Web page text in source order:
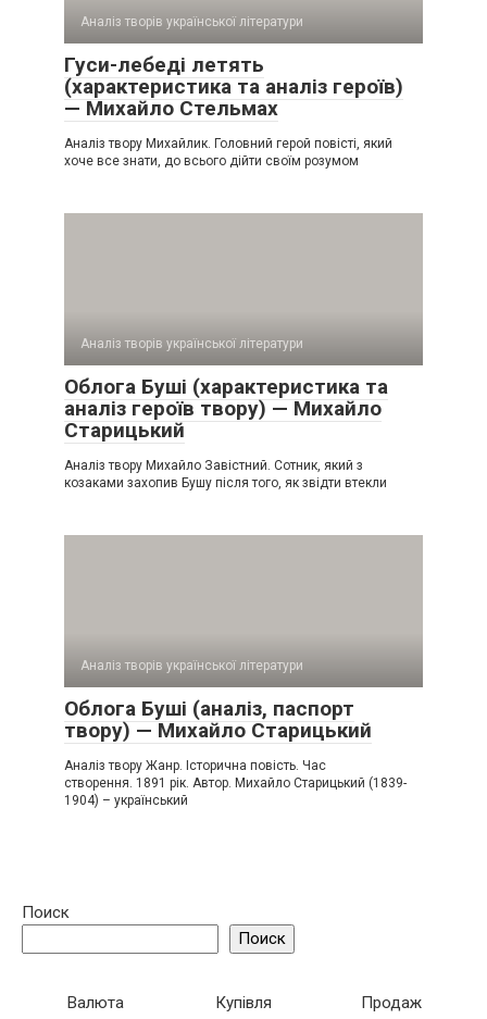
Аналіз творів української літератури
Гуси-лебеді летять
(характеристика та аналіз героїв)
— Михайло Стельмах
Аналіз твору Михайлик. Головний герой повісті, який
хоче все знати, до всього дійти своїм розумом
Аналіз творів української літератури
Облога Буші (характеристика та
аналіз героїв твору) — Михайло
Старицький
Аналіз твору Михайло Завістний. Сотник, який з
козаками захопив Бушу після того, як звідти втекли
Аналіз творів української літератури
Облога Буші (аналіз, паспорт
твору) — Михайло Старицький
Аналіз твору Жанр. Історична повість. Час
створення. 1891 рік. Автор. Михайло Старицький (1839-
1904) – український
Поиск
Поиск
Валюта Купівля Продаж